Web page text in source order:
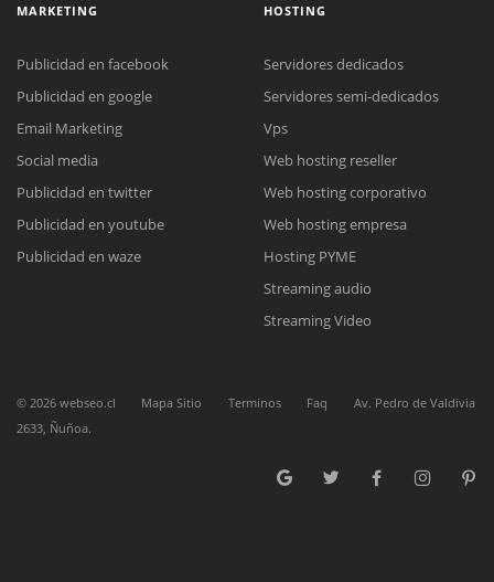
Reunión online
Nuestros ejecutivos le enviarán un correo electrónico con el enlace a
Meet para la reunión online.
Cotización
Complete el formulario y nos contactaremos a la brevedad.
Chat Online
para enviarnos un correo electrónico con sus datos personales.
MARKETING
Publicidad en facebook
Publicidad en google
Email Marketing
Social media
Publicidad en twitter
Publicidad en youtube
Publicidad en waze
HOSTING
Servidores dedicados
Servidores semi-dedicados
Vps
Web hosting reseller
Web hosting corporativo
Web hosting empresa
Hosting PYME
Streaming audio
Streaming Video
© 2026 webseo.cl Mapa Sitio Terminos Faq
Av. Pedro de Valdivia
2633, Ñuñoa.